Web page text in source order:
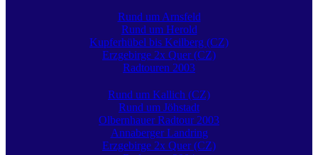
Rund um Arnsfeld
Rund um Herold
Kupferhübel bis Keilberg (CZ)
Erzgebirge 2x Quer (CZ)
Radtouren 2003
Rund um Kallich (CZ)
Rund um Jöhstadt
Olbernhauer Radtour 2003
Annaberger Landring
Erzgebirge 2x Quer (CZ)